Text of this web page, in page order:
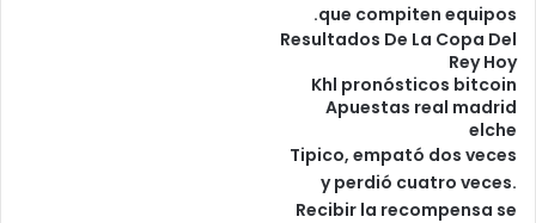
que compiten equipos.
Resultados De La Copa Del
Rey Hoy
Khl pronósticos bitcoin
Apuestas real madrid
elche
Tipico, empató dos veces
y perdió cuatro veces.
Recibir la recompensa se